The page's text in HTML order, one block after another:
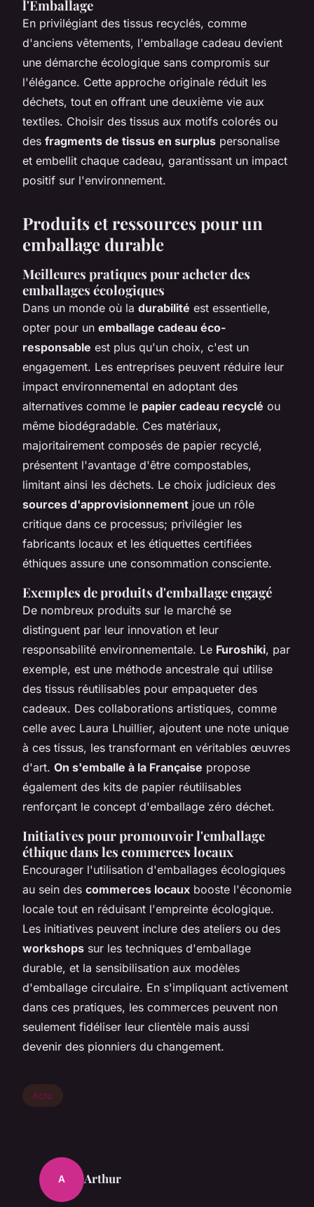
l'Emballage
En privilégiant des tissus recyclés, comme
d'anciens vêtements, l'emballage cadeau devient
une démarche écologique sans compromis sur
l'élégance. Cette approche originale réduit les
déchets, tout en offrant une deuxième vie aux
textiles. Choisir des tissus aux motifs colorés ou
des fragments de tissus en surplus personalise
et embellit chaque cadeau, garantissant un impact
positif sur l'environnement.
Produits et ressources pour un
emballage durable
Meilleures pratiques pour acheter des
emballages écologiques
Dans un monde où la durabilité est essentielle,
opter pour un emballage cadeau éco-
responsable est plus qu'un choix, c'est un
engagement. Les entreprises peuvent réduire leur
impact environnemental en adoptant des
alternatives comme le papier cadeau recyclé ou
même biodégradable. Ces matériaux,
majoritairement composés de papier recyclé,
présentent l'avantage d'être compostables,
limitant ainsi les déchets. Le choix judicieux des
sources d'approvisionnement joue un rôle
critique dans ce processus; privilégier les
fabricants locaux et les étiquettes certifiées
éthiques assure une consommation consciente.
Exemples de produits d'emballage engagé
De nombreux produits sur le marché se
distinguent par leur innovation et leur
responsabilité environnementale. Le Furoshiki, par
exemple, est une méthode ancestrale qui utilise
des tissus réutilisables pour empaqueter des
cadeaux. Des collaborations artistiques, comme
celle avec Laura Lhuillier, ajoutent une note unique
à ces tissus, les transformant en véritables œuvres
d'art. On s'emballe à la Française propose
également des kits de papier réutilisables
renforçant le concept d'emballage zéro déchet.
Initiatives pour promouvoir l'emballage
éthique dans les commerces locaux
Encourager l'utilisation d'emballages écologiques
au sein des commerces locaux booste l'économie
locale tout en réduisant l'empreinte écologique.
Les initiatives peuvent inclure des ateliers ou des
workshops sur les techniques d'emballage
durable, et la sensibilisation aux modèles
d'emballage circulaire. En s'impliquant activement
dans ces pratiques, les commerces peuvent non
seulement fidéliser leur clientèle mais aussi
devenir des pionniers du changement.
Actu
A Arthur